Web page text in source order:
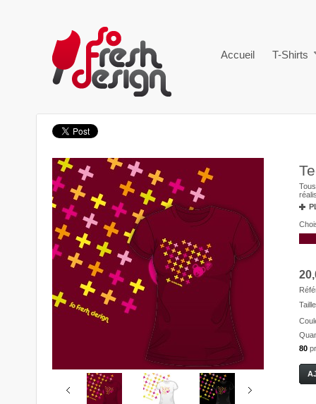
Accueil T-Shirts
80